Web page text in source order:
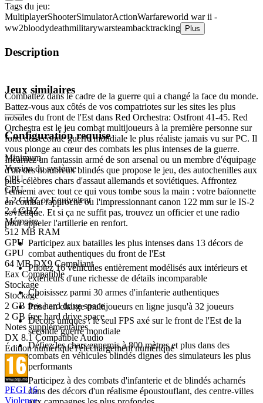
Tags du jeu:
MultiplayerShooterSimulatorActionWarfareworld war ii -
ww2bloodydeathmilitarywarsteambacktracking Plus
Description
Combattez dans le cadre de la guerre qui a changé la face du monde.
Battez-vous aux côtés de vos compatriotes sur les sites les plus
hostiles du front de l'Est dans Red Orchestra: Ostfront 41-45. Red
Orchestra est le jeu combat multijoueurs à la première personne sur
fond de seconde guerre mondiale le plus réaliste jamais vu sur PC. Il
vous plonge au cœur des combats les plus intenses de la guerre.
Incarnez un fantassin armé de son arsenal ou un membre d'équipage
d'un des nombreux blindés que propose le jeu, des autochenilles aux
plus célèbres chars d'assaut allemands et soviétiques. Affrontez
l'ennemi avec tout ce qui vous tombe sous la main : votre baïonnette
en combat rapproché ou l'impressionnant canon 122 mm sur le IS-2
soviétique. Et si ça ne suffit pas, trouvez un officier et une radio
pour appeler l'artillerie en renfort.
Participez aux batailles les plus intenses dans 13 décors de
combat authentiques du front de l'Est
Pilotez 16 véhicules entièrement modélisés aux intérieurs et
extérieurs d'une richesse de détails incomparable
Choisissez parmi 30 armes d'infanterie authentiques
Prise en charge multijoueurs en ligne jusqu'à 32 joueurs
Décors uniques : le seul FPS axé sur le front de l'Est de la
seconde guerre mondiale
Défiez les chars ennemis à 800 mètres et plus dans des
combats en véhicules blindés dignes des simulateurs les plus
performants
Participez à des combats d'infanterie et de blindés acharnés
dans des décors d'un réalisme époustouflant, des centre-villes
Jeux similaires
Configuration requise
Minimum
Version du système
CPU
CPU
1.2 GHZ or Equivalent
2.4 GHZ
Mémoire
512 MB RAM
GPU
GPU
64 MB DX9 Compliant
Eax Compatible
Stockage
Stockage
2 GB free hard drive space
2 GB free hard drive space
Notes supplémentaires
DX 8.1 Compatible Audio
Édition numériqueTéléchargement numérique
PEGI 16
Violence